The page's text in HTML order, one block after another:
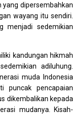
yang dipersembahkan
wayang itu sendiri.
menjadi sedemikian
kandungan hikmah
adiluhung.
muda Indonesia
puncak pencapaian
dikembalikan kepada
mudanya. Kisah-